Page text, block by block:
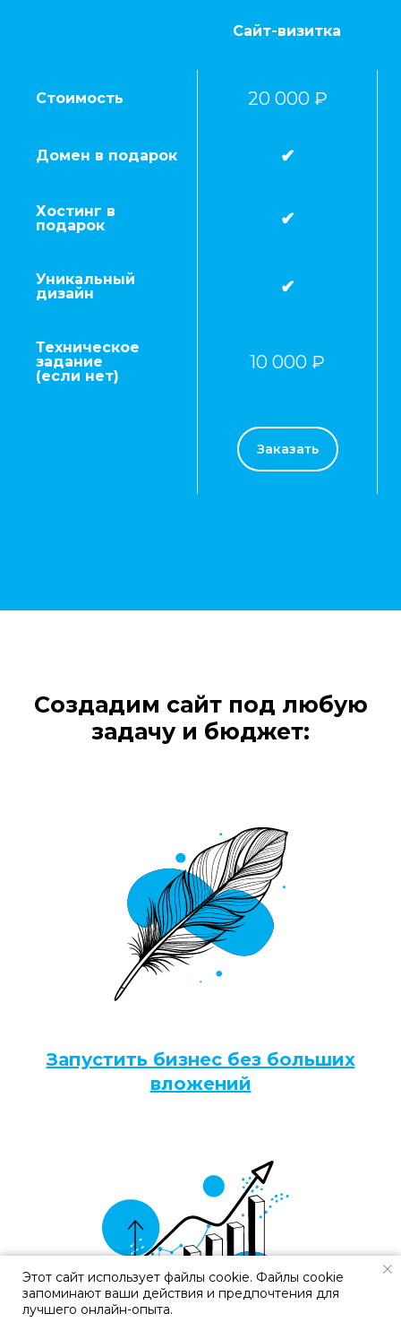
Услуги Кейсы
Этот сайт использует файлы cookie. Файлы cookie
запоминают ваши действия и предпочтения для
лучшего онлайн-опыта.
Сайт-визитка
Стоимость 20 000 ₽
Домен в подарок ✔
Хостинг в
подарок
✔
Уникальный
дизайн
✔
Техническое
задание
(если нет)
10 000 ₽
Заказать
Создадим сайт под любую
задачу и бюджет:
Запустить бизнес без больших
вложений